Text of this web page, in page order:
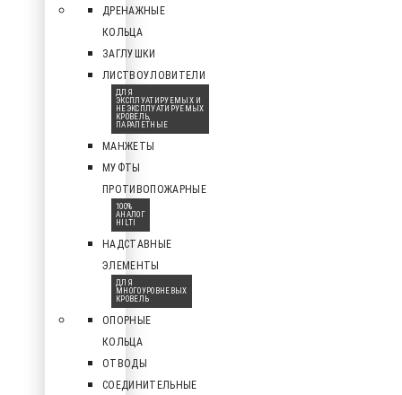
ДРЕНАЖНЫЕ
КОЛЬЦА
ЗАГЛУШКИ
ЛИСТВОУЛОВИТЕЛИ
ДЛЯ
ЭКСПЛУАТИРУЕМЫХ И
НЕЭКСПЛУАТИРУЕМЫХ
КРОВЕЛЬ,
ПАРАПЕТНЫЕ
МАНЖЕТЫ
МУФТЫ
ПРОТИВОПОЖАРНЫЕ
100%
АНАЛОГ
HILTI
НАДСТАВНЫЕ
ЭЛЕМЕНТЫ
ДЛЯ
МНОГОУРОВНЕВЫХ
КРОВЕЛЬ
ОПОРНЫЕ
КОЛЬЦА
ОТВОДЫ
СОЕДИНИТЕЛЬНЫЕ